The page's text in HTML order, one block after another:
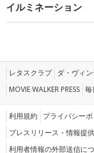
イルミネーション
レタスクラブ ダ・ヴィ
MOVIE WALKER PRESS 毎
利用規約 プライバシー
プレスリリース・情報提供
利用者情報の外部送信に